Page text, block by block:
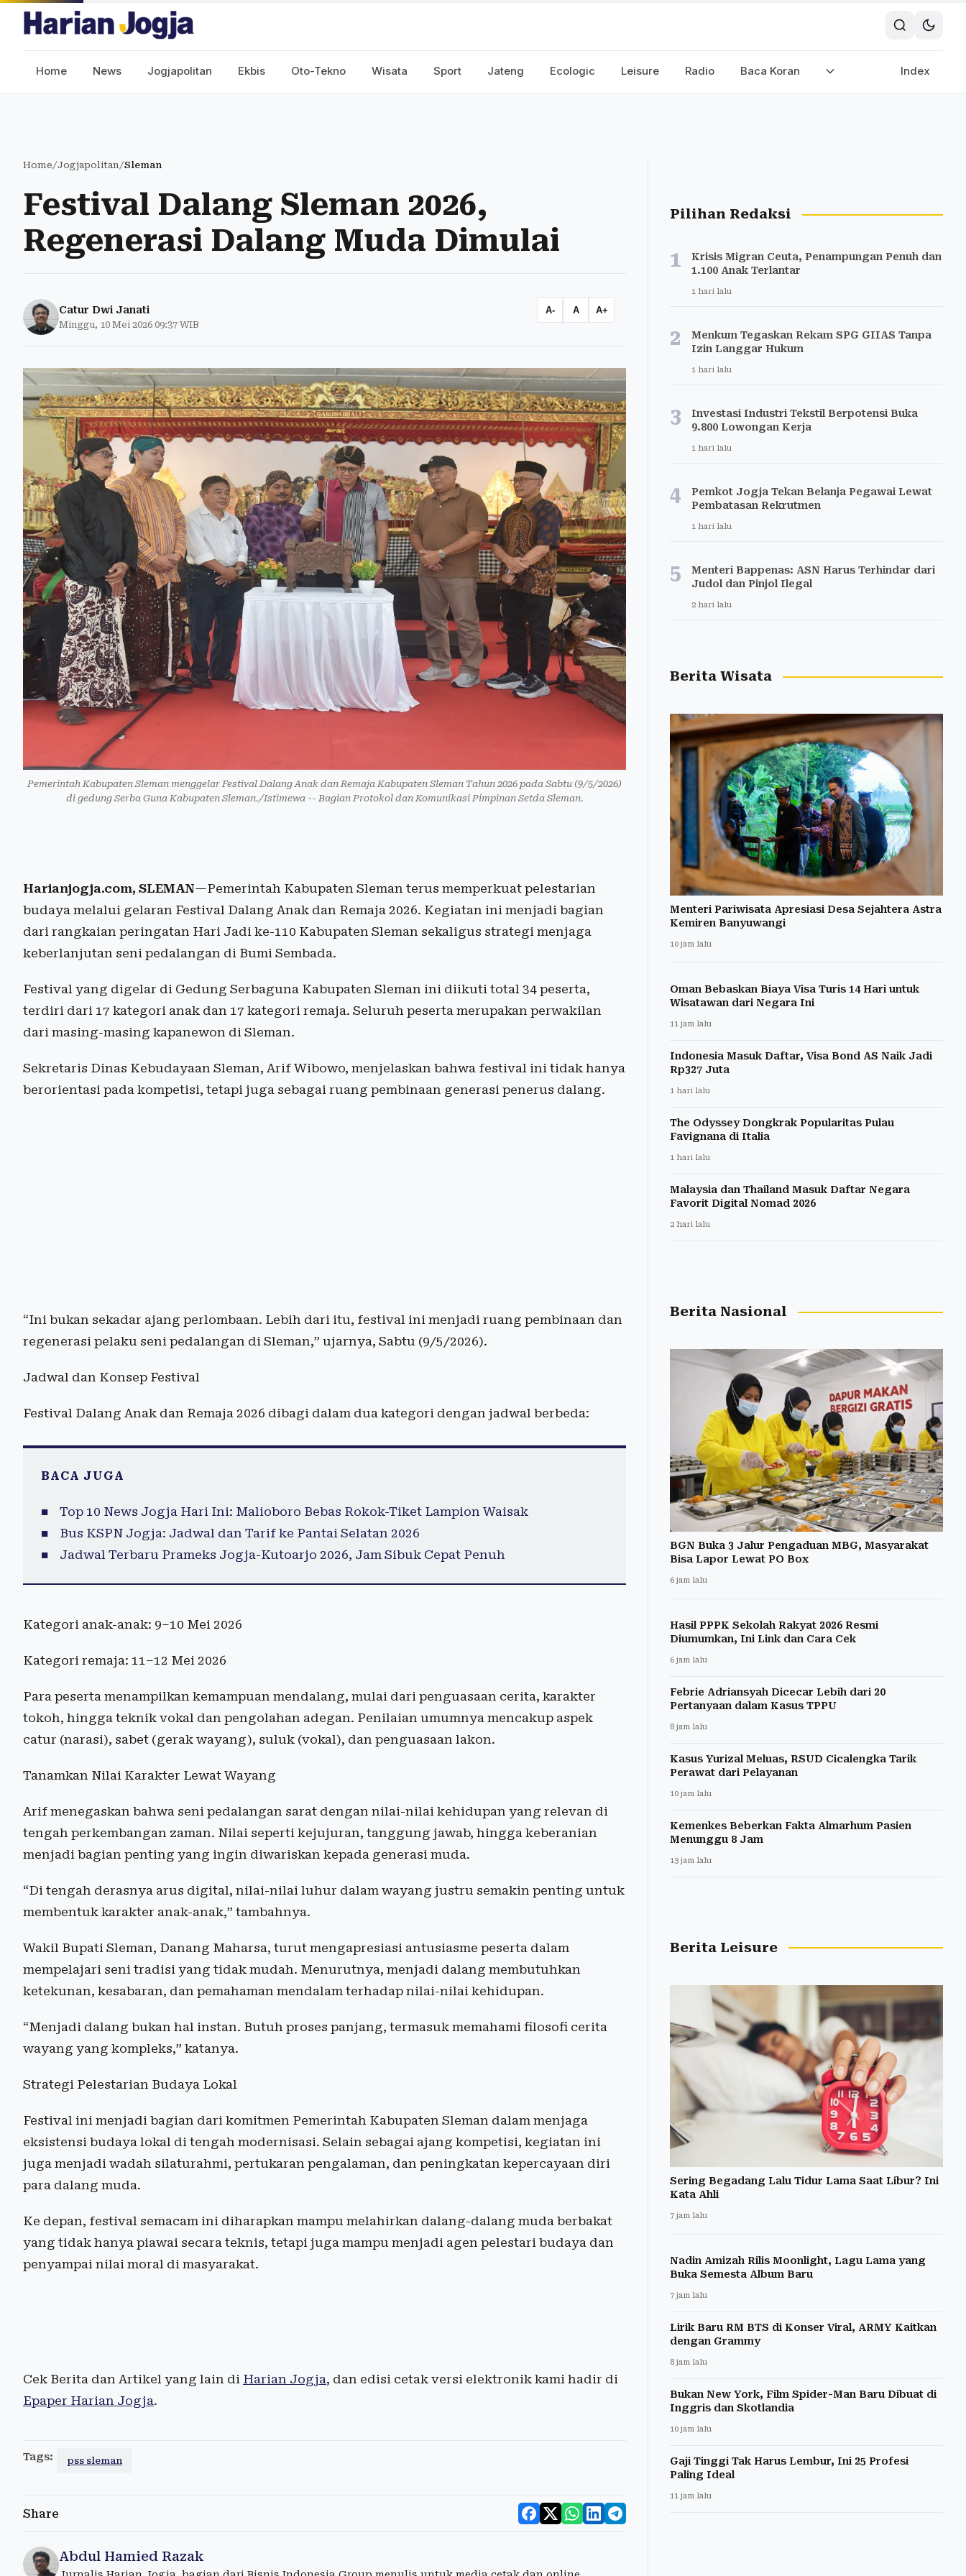
Home News Jogjapolitan Ekbis Oto-Tekno Wisata Sport Jateng Ecologic Leisure Radio Baca Koran Index
Home/Jogjapolitan/Sleman
Festival Dalang Sleman 2026,
Regenerasi Dalang Muda Dimulai
Catur Dwi Janati
Minggu, 10 Mei 2026 09:37 WIB
A- A A+
Pemerintah Kabupaten Sleman menggelar Festival Dalang Anak dan Remaja Kabupaten Sleman Tahun 2026 pada Sabtu (9/5/2026)
di gedung Serba Guna Kabupaten Sleman./Istimewa -- Bagian Protokol dan Komunikasi Pimpinan Setda Sleman.
Harianjogja.com, SLEMAN—Pemerintah Kabupaten Sleman terus memperkuat pelestarian
budaya melalui gelaran Festival Dalang Anak dan Remaja 2026. Kegiatan ini menjadi bagian
dari rangkaian peringatan Hari Jadi ke-110 Kabupaten Sleman sekaligus strategi menjaga
keberlanjutan seni pedalangan di Bumi Sembada.
Festival yang digelar di Gedung Serbaguna Kabupaten Sleman ini diikuti total 34 peserta,
terdiri dari 17 kategori anak dan 17 kategori remaja. Seluruh peserta merupakan perwakilan
dari masing-masing kapanewon di Sleman.
Sekretaris Dinas Kebudayaan Sleman, Arif Wibowo, menjelaskan bahwa festival ini tidak hanya
berorientasi pada kompetisi, tetapi juga sebagai ruang pembinaan generasi penerus dalang.
“Ini bukan sekadar ajang perlombaan. Lebih dari itu, festival ini menjadi ruang pembinaan dan
regenerasi pelaku seni pedalangan di Sleman,” ujarnya, Sabtu (9/5/2026).
Jadwal dan Konsep Festival
Festival Dalang Anak dan Remaja 2026 dibagi dalam dua kategori dengan jadwal berbeda:
BACA JUGA
Top 10 News Jogja Hari Ini: Malioboro Bebas Rokok-Tiket Lampion Waisak
Bus KSPN Jogja: Jadwal dan Tarif ke Pantai Selatan 2026
Jadwal Terbaru Prameks Jogja-Kutoarjo 2026, Jam Sibuk Cepat Penuh
Kategori anak-anak: 9–10 Mei 2026
Kategori remaja: 11–12 Mei 2026
Para peserta menampilkan kemampuan mendalang, mulai dari penguasaan cerita, karakter
tokoh, hingga teknik vokal dan pengolahan adegan. Penilaian umumnya mencakup aspek
catur (narasi), sabet (gerak wayang), suluk (vokal), dan penguasaan lakon.
Tanamkan Nilai Karakter Lewat Wayang
Arif menegaskan bahwa seni pedalangan sarat dengan nilai-nilai kehidupan yang relevan di
tengah perkembangan zaman. Nilai seperti kejujuran, tanggung jawab, hingga keberanian
menjadi bagian penting yang ingin diwariskan kepada generasi muda.
“Di tengah derasnya arus digital, nilai-nilai luhur dalam wayang justru semakin penting untuk
membentuk karakter anak-anak,” tambahnya.
Wakil Bupati Sleman, Danang Maharsa, turut mengapresiasi antusiasme peserta dalam
mempelajari seni tradisi yang tidak mudah. Menurutnya, menjadi dalang membutuhkan
ketekunan, kesabaran, dan pemahaman mendalam terhadap nilai-nilai kehidupan.
“Menjadi dalang bukan hal instan. Butuh proses panjang, termasuk memahami filosofi cerita
wayang yang kompleks,” katanya.
Strategi Pelestarian Budaya Lokal
Festival ini menjadi bagian dari komitmen Pemerintah Kabupaten Sleman dalam menjaga
eksistensi budaya lokal di tengah modernisasi. Selain sebagai ajang kompetisi, kegiatan ini
juga menjadi wadah silaturahmi, pertukaran pengalaman, dan peningkatan kepercayaan diri
para dalang muda.
Ke depan, festival semacam ini diharapkan mampu melahirkan dalang-dalang muda berbakat
yang tidak hanya piawai secara teknis, tetapi juga mampu menjadi agen pelestari budaya dan
penyampai nilai moral di masyarakat.
Cek Berita dan Artikel yang lain di Harian Jogja, dan edisi cetak versi elektronik kami hadir di
Epaper Harian Jogja.
Tags: pss sleman
Share
Abdul Hamied Razak
Pilihan Redaksi
1
Krisis Migran Ceuta, Penampungan Penuh dan
1.100 Anak Terlantar
1 hari lalu
2
Menkum Tegaskan Rekam SPG GIIAS Tanpa
Izin Langgar Hukum
1 hari lalu
3
Investasi Industri Tekstil Berpotensi Buka
9.800 Lowongan Kerja
1 hari lalu
4
Pemkot Jogja Tekan Belanja Pegawai Lewat
Pembatasan Rekrutmen
1 hari lalu
5
Menteri Bappenas: ASN Harus Terhindar dari
Judol dan Pinjol Ilegal
2 hari lalu
Berita Wisata
Menteri Pariwisata Apresiasi Desa Sejahtera Astra
Kemiren Banyuwangi
10 jam lalu
Oman Bebaskan Biaya Visa Turis 14 Hari untuk
Wisatawan dari Negara Ini
11 jam lalu
Indonesia Masuk Daftar, Visa Bond AS Naik Jadi
Rp327 Juta
1 hari lalu
The Odyssey Dongkrak Popularitas Pulau
Favignana di Italia
1 hari lalu
Malaysia dan Thailand Masuk Daftar Negara
Favorit Digital Nomad 2026
2 hari lalu
Berita Nasional
BGN Buka 3 Jalur Pengaduan MBG, Masyarakat
Bisa Lapor Lewat PO Box
6 jam lalu
Hasil PPPK Sekolah Rakyat 2026 Resmi
Diumumkan, Ini Link dan Cara Cek
6 jam lalu
Febrie Adriansyah Dicecar Lebih dari 20
Pertanyaan dalam Kasus TPPU
8 jam lalu
Kasus Yurizal Meluas, RSUD Cicalengka Tarik
Perawat dari Pelayanan
10 jam lalu
Kemenkes Beberkan Fakta Almarhum Pasien
Menunggu 8 Jam
13 jam lalu
Berita Leisure
Sering Begadang Lalu Tidur Lama Saat Libur? Ini
Kata Ahli
7 jam lalu
Nadin Amizah Rilis Moonlight, Lagu Lama yang
Buka Semesta Album Baru
7 jam lalu
Lirik Baru RM BTS di Konser Viral, ARMY Kaitkan
dengan Grammy
8 jam lalu
Bukan New York, Film Spider-Man Baru Dibuat di
Inggris dan Skotlandia
10 jam lalu
Gaji Tinggi Tak Harus Lembur, Ini 25 Profesi
Paling Ideal
11 jam lalu